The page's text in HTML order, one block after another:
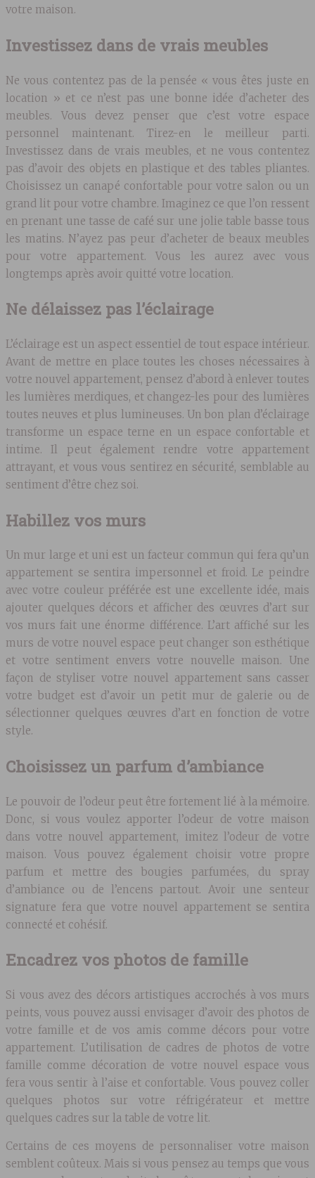
votre maison.
Investissez dans de vrais meubles
Ne vous contentez pas de la pensée « vous êtes juste en
location » et ce n’est pas une bonne idée d’acheter des
meubles. Vous devez penser que c’est votre espace
personnel maintenant. Tirez-en le meilleur parti.
Investissez dans de vrais meubles, et ne vous contentez
pas d’avoir des objets en plastique et des tables pliantes.
Choisissez un canapé confortable pour votre salon ou un
grand lit pour votre chambre. Imaginez ce que l’on ressent
en prenant une tasse de café sur une jolie table basse tous
les matins. N’ayez pas peur d’acheter de beaux meubles
pour votre appartement. Vous les aurez avec vous
longtemps après avoir quitté votre location.
Ne délaissez pas l’éclairage
L’éclairage est un aspect essentiel de tout espace intérieur.
Avant de mettre en place toutes les choses nécessaires à
votre nouvel appartement, pensez d’abord à enlever toutes
les lumières merdiques, et changez-les pour des lumières
toutes neuves et plus lumineuses. Un bon plan d’éclairage
transforme un espace terne en un espace confortable et
intime. Il peut également rendre votre appartement
attrayant, et vous vous sentirez en sécurité, semblable au
sentiment d’être chez soi.
Habillez vos murs
Un mur large et uni est un facteur commun qui fera qu’un
appartement se sentira impersonnel et froid. Le peindre
avec votre couleur préférée est une excellente idée, mais
ajouter quelques décors et afficher des œuvres d’art sur
vos murs fait une énorme différence. L’art affiché sur les
murs de votre nouvel espace peut changer son esthétique
et votre sentiment envers votre nouvelle maison. Une
façon de styliser votre nouvel appartement sans casser
votre budget est d’avoir un petit mur de galerie ou de
sélectionner quelques œuvres d’art en fonction de votre
style.
Choisissez un parfum d’ambiance
Le pouvoir de l’odeur peut être fortement lié à la mémoire.
Donc, si vous voulez apporter l’odeur de votre maison
dans votre nouvel appartement, imitez l’odeur de votre
maison. Vous pouvez également choisir votre propre
parfum et mettre des bougies parfumées, du spray
d’ambiance ou de l’encens partout. Avoir une senteur
signature fera que votre nouvel appartement se sentira
connecté et cohésif.
Encadrez vos photos de famille
Si vous avez des décors artistiques accrochés à vos murs
peints, vous pouvez aussi envisager d’avoir des photos de
votre famille et de vos amis comme décors pour votre
appartement. L’utilisation de cadres de photos de votre
famille comme décoration de votre nouvel espace vous
fera vous sentir à l’aise et confortable. Vous pouvez coller
quelques photos sur votre réfrigérateur et mettre
quelques cadres sur la table de votre lit.
Certains de ces moyens de personnaliser votre maison
semblent coûteux. Mais si vous pensez au temps que vous